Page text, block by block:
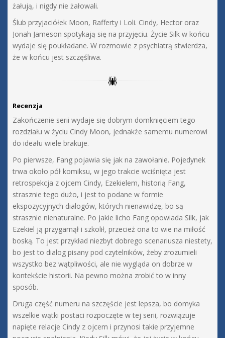
żałują, i nigdy nie żałowali.
Ślub przyjaciółek Moon, Rafferty i Loli. Cindy, Hector oraz
Jonah Jameson spotykają się na przyjęciu. Życie Silk w końcu
wydaje się poukładane. W rozmowie z psychiatrą stwierdza,
że w końcu jest szczęśliwa.
Recenzja
Zakończenie serii wydaje się dobrym domknięciem tego
rozdziału w życiu Cindy Moon, jednakże samemu numerowi
do ideału wiele brakuje.
Po pierwsze, Fang pojawia się jak na zawołanie. Pojedynek
trwa około pół komiksu, w jego trakcie wciśnięta jest
retrospekcja z ojcem Cindy, Ezekielem, historią Fang,
strasznie tego dużo, i jest to podane w formie
ekspozycyjnych dialogów, których nienawidzę, bo są
strasznie nienaturalne. Po jakie licho Fang opowiada Silk, jak
Ezekiel ją przygarnął i szkolił, przecież ona to wie na miłość
boską. To jest przykład niezbyt dobrego scenariusza niestety,
bo jest to dialog pisany pod czytelników, żeby zrozumieli
wszystko bez wątpliwości, ale nie wygląda on dobrze w
kontekście historii. Na pewno można zrobić to w inny
sposób.
Druga część numeru na szczęście jest lepsza, bo domyka
wszelkie wątki postaci rozpoczęte w tej serii, rozwiązuje
napięte relacje Cindy z ojcem i przynosi takie przyjemne